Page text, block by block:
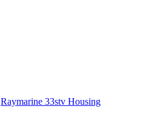
Raymarine 33stv Housing